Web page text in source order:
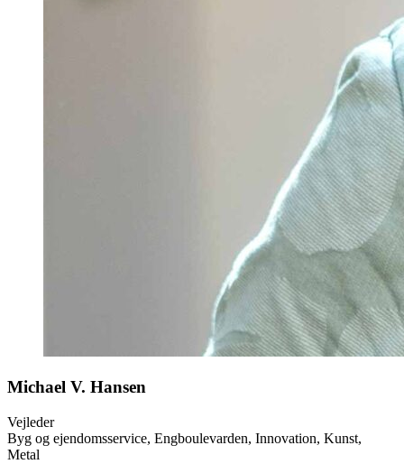
Michael V. Hansen
Vejleder
Byg og ejendomsservice, Engboulevarden, Innovation, Kunst,
Metal